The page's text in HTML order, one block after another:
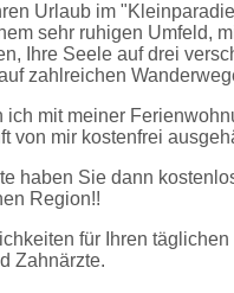
Urlaub im
sehr ruhigen Umfeld,
Ihre Seele auf drei
zahlreichen
ich mit meiner
von mir
haben Sie dann
Region!!
für Ihren
Zahnärzte.